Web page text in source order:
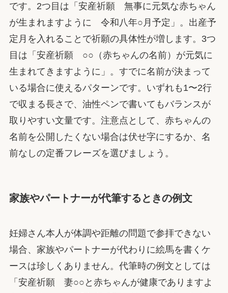
です。2つ目は「安産祈願 無事に元気な赤ちゃん
が生まれますように 令和八年○月予定」。出産予
定月を入れることで祈願の具体性が増します。3つ
目は「安産祈願 ○○（赤ちゃんの名前）が元気に
生まれてきますように」。すでに名前が決まって
いる場合に使えるパターンです。いずれも1〜2行
で収まる長さで、油性ペンで書いてもバランスが
取りやすい文量です。注意点として、赤ちゃんの
名前を公開したくない場合は伏せ字にするか、名
前なしの定番フレーズを選びましょう。
家族やパートナーが代筆するときの例文
妊婦さん本人が体調や距離の問題で参拝できない
場合、家族やパートナーが代わりに絵馬を書くケ
ースは珍しくありません。代筆時の例文としては
「安産祈願 妻○○と赤ちゃんが健康でありますよ